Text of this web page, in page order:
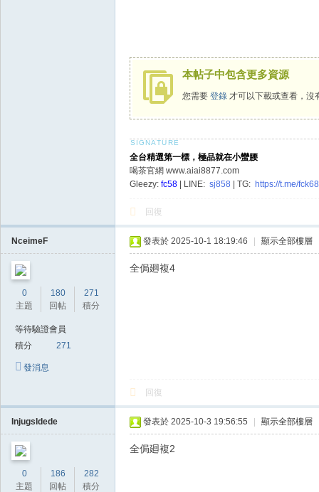
論
本帖子中包含更多資源
您需要 登錄 才可以下載或查看，沒
全台精選第一標，極品就在小蠻腰
喝茶官網 www.aiai8877.com
Gleezy: fc58 | LINE: sj858 | TG: https://t.me/
回復
NceimeF
0
主題
180
回帖
271
積分
等待驗證會員
積分
271
發消息
發表於 2025-10-1 18:19:46 顯示全部樓層
全侷廻複4
回復
InjugsIdede
0
主題
186
回帖
282
積分
發表於 2025-10-3 19:56:55 顯示全部樓層
全侷廻複2